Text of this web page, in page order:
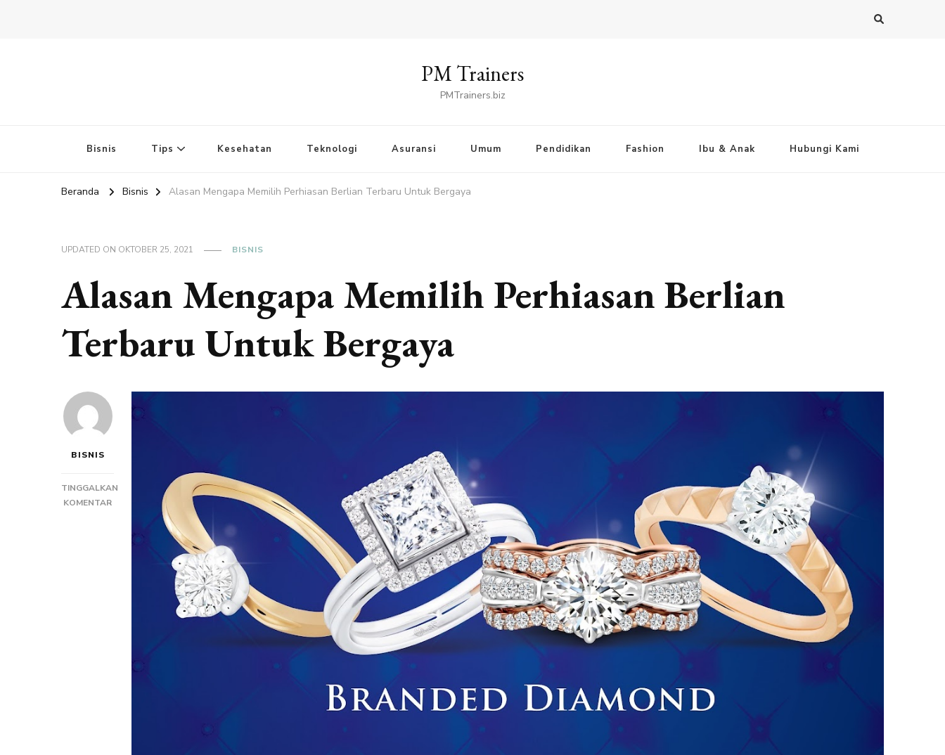
PM Trainers
PMTrainers.biz
Bisnis Tips Kesehatan Teknologi Asuransi Umum Pendidikan Fashion Ibu & Anak Hubungi Kami
Beranda Bisnis Alasan Mengapa Memilih Perhiasan Berlian Terbaru Untuk Bergaya
UPDATED ON OKTOBER 25, 2021 BISNIS
Alasan Mengapa Memilih Perhiasan Berlian
Terbaru Untuk Bergaya
BISNIS
TINGGALKAN
KOMENTARPADA